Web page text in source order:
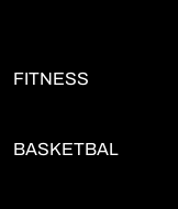
Footer links
FITNESS
BASKETBAL